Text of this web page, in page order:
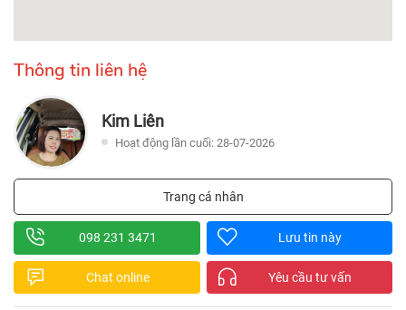
Thông tin liên hệ
Kim Liên
Hoạt động lần cuối: 28-07-2026
Trang cá nhân
098 231 3471 Lưu tin này
Chat online Yêu cầu tư vấn